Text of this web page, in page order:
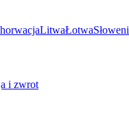
LitwaŁotwa
i zwrot